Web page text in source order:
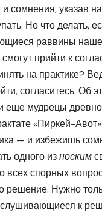
сомнения, указав
Но что делать,
раввины
прийти к
на практике?
согласитесь. Об
еще мудрецы
«Пиркей-
— и избежишь
одного износким
всех спорных
решение. Нужно
к